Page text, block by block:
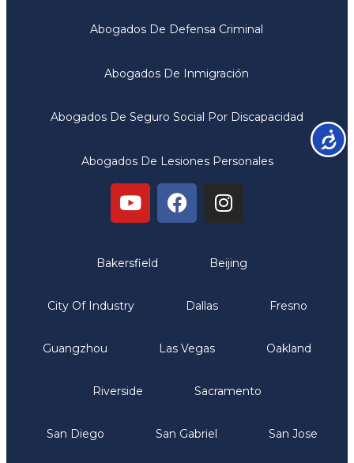
Abogados De Defensa Criminal
Abogados De Inmigración
Abogados De Seguro Social Por Discapacidad
Abogados De Lesiones Personales
Bakersfield Beijing
City Of Industry Dallas Fresno
Guangzhou Las Vegas Oakland
Riverside Sacramento
San Diego San Gabriel San Jose